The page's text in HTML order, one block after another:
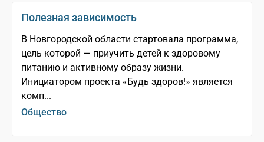
Полезная зависимость
В Новгородской области стартовала программа,
цель которой — приучить детей к здоровому
питанию и активному образу жизни.
Инициатором проекта «Будь здоров!» является
комп...
Общество